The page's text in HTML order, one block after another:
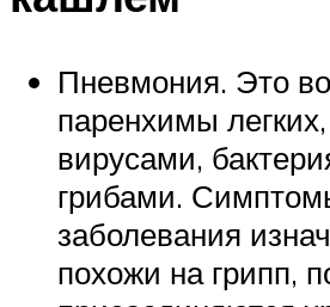
Пневмония. Это
паренхимы
вирусами,
грибами.
заболевания
похожи на грипп,